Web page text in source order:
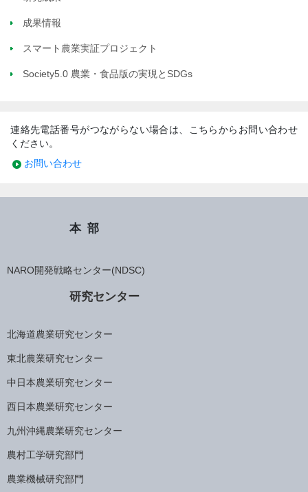
成果情報
スマート農業実証プロジェクト
Society5.0 農業・食品版の実現とSDGs
連絡先電話番号がつながらない場合は、こちらからお問い合わせ
ください。
お問い合わせ
本部
NARO開発戦略センター(NDSC)
研究センター
北海道農業研究センター
東北農業研究センター
中日本農業研究センター
西日本農業研究センター
九州沖縄農業研究センター
農村工学研究部門
農業機械研究部門